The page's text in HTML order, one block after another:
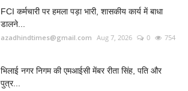
FCI कर्मचारी पर हमला पड़ा भारी, शासकीय कार्य में बाधा
डालने...
azadhindtimes@gmail.com Aug 7, 2026 0 754
भिलाई नगर निगम की एमआईसी मेंबर रीता सिंह, पति और
पुत्र...